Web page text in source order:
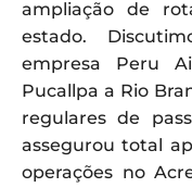
ampliação de
estado.
empresa Peru
Pucallpa a Rio
regulares de
assegurou total
operações no